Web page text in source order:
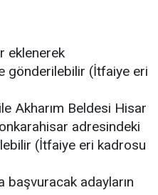
eklenerek
gönderilebilir (İtfaiye eri
Akharım Beldesi Hisar
adresindeki
(İtfaiye eri kadrosu
başvuracak adayların